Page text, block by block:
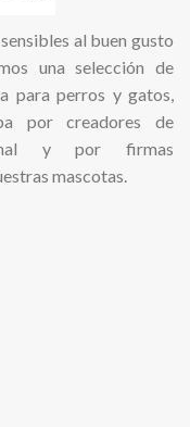
al buen gusto
una selección de
para perros y gatos,
por creadores de
y por firmas
mascotas.